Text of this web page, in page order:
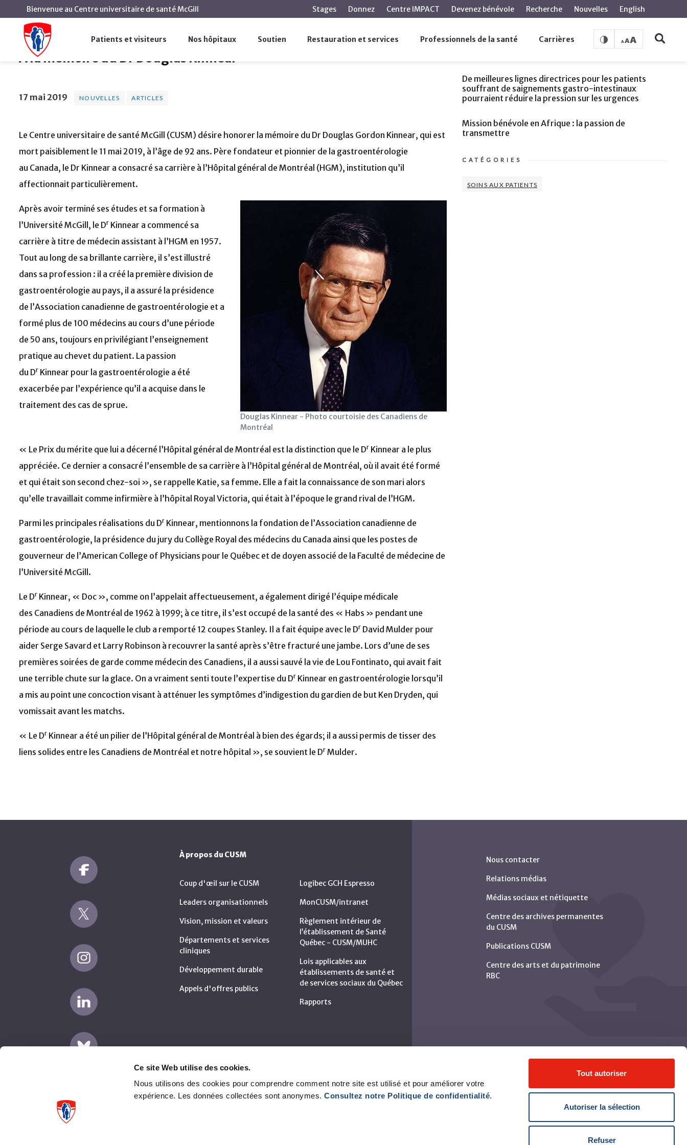
Ce site Web utilise des cookies.
Nous utilisons des cookies pour comprendre comment notre site est utilisé et pour améliorer votre
expérience. Les données collectées sont anonymes.Consultez notre Politique de confidentialité.
Tout autoriser
Autoriser la sélection
Refuser
principal
Patients et visiteurs Nos hôpitaux Soutien Restauration et services Professionnels de la santé Carrières
Stages Donnez Centre IMPACT Devenez bénévole Recherche Nouvelles English
Bienvenue au Centre universitaire de santé McGill
Accueil
Actualités
À la mémoire du Dr Douglas Kinnear
17 mai 2019 NOUVELLES ARTICLES
Le Centre universitaire de santé McGill (CUSM) désire honorer la mémoire du Dr Douglas Gordon Kinnear, qui est
mort paisiblement le 11 mai 2019, à l’âge de 92 ans. Père fondateur et pionnier de la gastroentérologie
au Canada, le Dr Kinnear a consacré sa carrière à l’Hôpital général de Montréal (HGM), institution qu’il
affectionnait particulièrement.
Après avoir terminé ses études et sa formation à
l’Université McGill, le Dr Kinnear a commencé sa
carrière à titre de médecin assistant à l’HGM en 1957.
Tout au long de sa brillante carrière, il s’est illustré
dans sa profession : il a créé la première division de
gastroentérologie au pays, il a assuré la présidence
de l’Association canadienne de gastroentérologie et a
formé plus de 100 médecins au cours d’une période
de 50 ans, toujours en privilégiant l’enseignement
pratique au chevet du patient. La passion
du Dr Kinnear pour la gastroentérologie a été
exacerbée par l’expérience qu’il a acquise dans le
traitement des cas de sprue.
Douglas Kinnear - Photo courtoisie des Canadiens de
Montréal
« Le Prix du mérite que lui a décerné l’Hôpital général de Montréal est la distinction que le Dr Kinnear a le plus
appréciée. Ce dernier a consacré l’ensemble de sa carrière à l’Hôpital général de Montréal, où il avait été formé
et qui était son second chez-soi », se rappelle Katie, sa femme. Elle a fait la connaissance de son mari alors
qu’elle travaillait comme infirmière à l’hôpital Royal Victoria, qui était à l’époque le grand rival de l’HGM.
Parmi les principales réalisations du Dr Kinnear, mentionnons la fondation de l’Association canadienne de
gastroentérologie, la présidence du jury du Collège Royal des médecins du Canada ainsi que les postes de
gouverneur de l’American College of Physicians pour le Québec et de doyen associé de la Faculté de médecine de
l’Université McGill.
Le Dr Kinnear, « Doc », comme on l’appelait affectueusement, a également dirigé l’équipe médicale
des Canadiens de Montréal de 1962 à 1999; à ce titre, il s’est occupé de la santé des « Habs » pendant une
période au cours de laquelle le club a remporté 12 coupes Stanley. Il a fait équipe avec le Dr David Mulder pour
aider Serge Savard et Larry Robinson à recouvrer la santé après s’être fracturé une jambe. Lors d’une de ses
premières soirées de garde comme médecin des Canadiens, il a aussi sauvé la vie de Lou Fontinato, qui avait fait
une terrible chute sur la glace. On a vraiment senti toute l’expertise du Dr Kinnear en gastroentérologie lorsqu’il
a mis au point une concoction visant à atténuer les symptômes d’indigestion du gardien de but Ken Dryden, qui
vomissait avant les matchs.
« Le Dr Kinnear a été un pilier de l’Hôpital général de Montréal à bien des égards; il a aussi permis de tisser des
liens solides entre les Canadiens de Montréal et notre hôpital », se souvient le Dr Mulder.
De meilleures lignes directrices pour les patients
souffrant de saignements gastro-intestinaux
pourraient réduire la pression sur les urgences
Mission bénévole en Afrique : la passion de
transmettre
CATÉGORIES
SOINS AUX PATIENTS
À propos du CUSM
Coup d'œil sur le CUSM
Leaders organisationnels
Vision, mission et valeurs
Départements et services
cliniques
Développement durable
Appels d'offres publics
Logibec GCH Espresso
MonCUSM/intranet
Règlement intérieur de
l’établissement de Santé
Québec - CUSM/MUHC
Lois applicables aux
établissements de santé et
de services sociaux du Québec
Rapports
Nous contacter
Relations médias
Médias sociaux et nétiquette
Centre des archives permanentes
du CUSM
Publications CUSM
Centre des arts et du patrimoine
RBC
© Centre universitaire de santé McGill 2026